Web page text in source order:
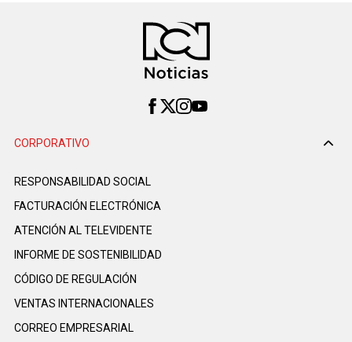
CORPORATIVO
RESPONSABILIDAD SOCIAL
FACTURACIÓN ELECTRÓNICA
ATENCIÓN AL TELEVIDENTE
INFORME DE SOSTENIBILIDAD
CÓDIGO DE REGULACIÓN
VENTAS INTERNACIONALES
CORREO EMPRESARIAL